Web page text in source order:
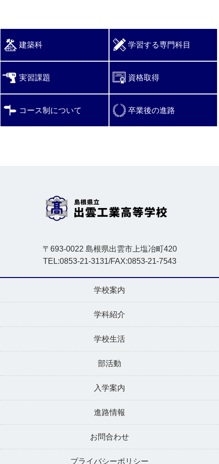
建築科 学習する専門科目
実習課題 資格取得
コース制について 卒業後の進路
〒693-0022 島根県出雲市上塩冶町420
TEL:0853-21-3131/FAX:0853-21-7543
学校案内
学科紹介
学校生活
部活動
入学案内
進路情報
お問合わせ
プライバシーポリシー